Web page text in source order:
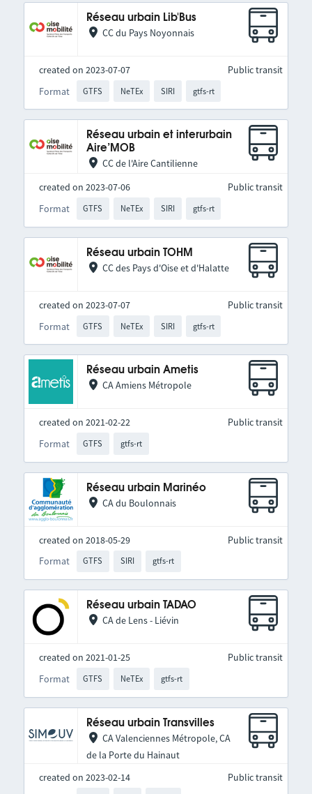
Réseau urbain Lib'Bus
CC du Pays Noyonnais
created on 2023-07-07
Format
GTFS NeTEx SIRI gtfs-rt
Public transit
Réseau urbain et interurbain
Aire’MOB
CC de l'Aire Cantilienne
created on 2023-07-06
Format
GTFS NeTEx SIRI gtfs-rt
Public transit
Réseau urbain TOHM
CC des Pays d'Oise et d'Halatte
created on 2023-07-07
Format
GTFS NeTEx SIRI gtfs-rt
Public transit
Réseau urbain Ametis
CA Amiens Métropole
created on 2021-02-22
Format
GTFS gtfs-rt
Public transit
Réseau urbain Marinéo
CA du Boulonnais
created on 2018-05-29
Format
GTFS SIRI gtfs-rt
Public transit
Réseau urbain TADAO
CA de Lens - Liévin
created on 2021-01-25
Format
GTFS NeTEx gtfs-rt
Public transit
Réseau urbain Transvilles
CA Valenciennes Métropole, CA
de la Porte du Hainaut
created on 2023-02-14
Public transit